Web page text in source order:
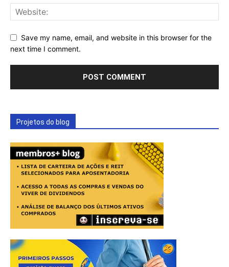
Save my name, email, and website in this browser for the
next time I comment.
Projetos do blog